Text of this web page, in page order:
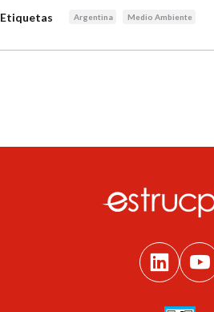
Etiquetas Argentina Medio Ambiente